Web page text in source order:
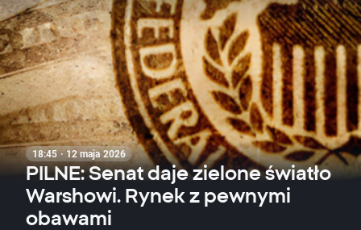
18:45 · 12 maja 2026
PILNE: Senat daje zielone światło
Warshowi. Rynek z pewnymi
obawami